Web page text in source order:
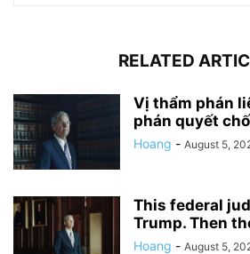
RELATED
Vị thẩm phán
phán quyết
Hoang - August 5,
This federal
Trump. Then
Hoang - August 5,